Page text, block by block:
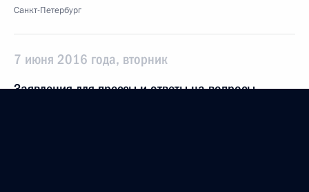
Санкт-Петербург
7 июня 2016 года, вторник
Заявления для прессы и ответы на вопросы